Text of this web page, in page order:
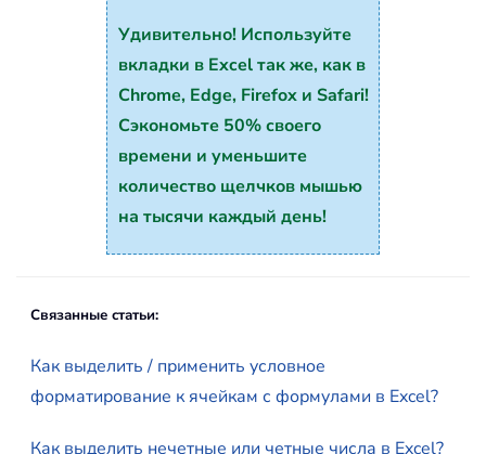
Удивительно! Используйте
вкладки в Excel так же, как в
Chrome, Edge, Firefox и Safari!
Сэкономьте 50% своего
времени и уменьшите
количество щелчков мышью
на тысячи каждый день!
Связанные статьи:
Как выделить / применить условное
форматирование к ячейкам с формулами в Excel?
Как выделить нечетные или четные числа в Excel?